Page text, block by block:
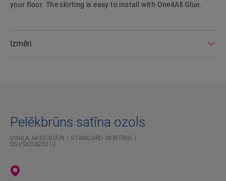
your floor. The skirting is easy to install with One4All Glue.
Izmēri
Pelēkbrūns satīna ozols
VINILA AKSESUĀRI
STANDARD SKIRTING
QSVSKDB20312